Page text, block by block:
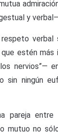
y
verbal
estén más
nervios”—
sin ningún
pareja
mutuo no